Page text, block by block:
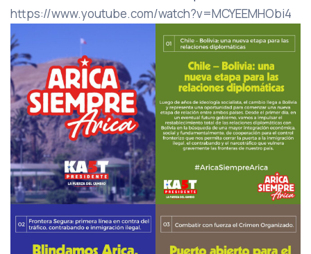
https://www.youtube.com/watch?v=MCYEEMHObi4